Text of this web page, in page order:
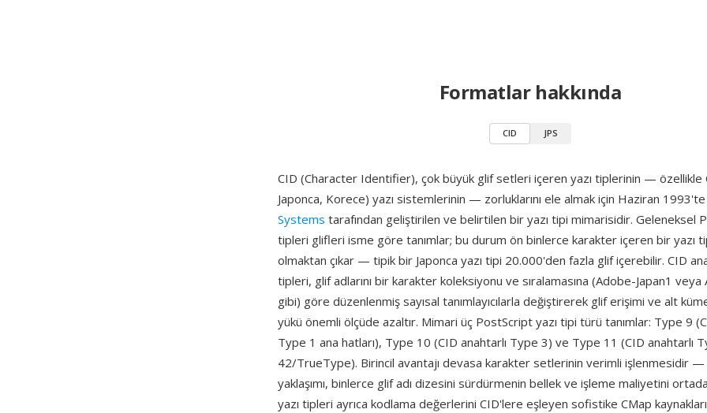
Formatlar hakkında
CID JPS
CID (Character Identifier), çok büyük glif setleri içeren yazı tiplerinin — özellikle
Japonca, Korece) yazı sistemlerinin — zorluklarını ele almak için Haziran 1993'te
Systems tarafından geliştirilen ve belirtilen bir yazı tipi mimarisidir. Geleneksel
tipleri glifleri isme göre tanımlar; bu durum ön binlerce karakter içeren bir yazı
olmaktan çıkar — tipik bir Japonca yazı tipi 20.000'den fazla glif içerebilir. CID
tipleri, glif adlarını bir karakter koleksiyonu ve sıralamasına (Adobe-Japan1 veya
gibi) göre düzenlenmiş sayısal tanımlayıcılarla değiştirerek glif erişimi ve alt
yükü önemli ölçüde azaltır. Mimari üç PostScript yazı tipi türü tanımlar: Type 9
Type 1 ana hatları), Type 10 (CID anahtarlı Type 3) ve Type 11 (CID anahtarlı
42/TrueType). Birincil avantajı devasa karakter setlerinin verimli işlenmesidir —
yaklaşımı, binlerce glif adı dizesini sürdürmenin bellek ve işleme maliyetini
yazı tipleri ayrıca kodlama değerlerini CID'lere eşleyen sofistike CMap